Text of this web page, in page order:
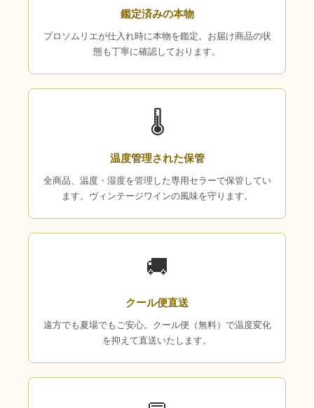
鑑定済みの本物
プロソムリエが仕入れ時に本物を鑑定。お届け商品の状
態も丁寧に確認しております。
🌡
温度管理された保管
全商品、温度・湿度を管理した専用セラーで保管してい
ます。ヴィンテージワインの風味を守ります。
🚚
クール便直送
遠方でも夏場でもご安心。クール便（無料）で温度変化
を抑えて直送いたします。